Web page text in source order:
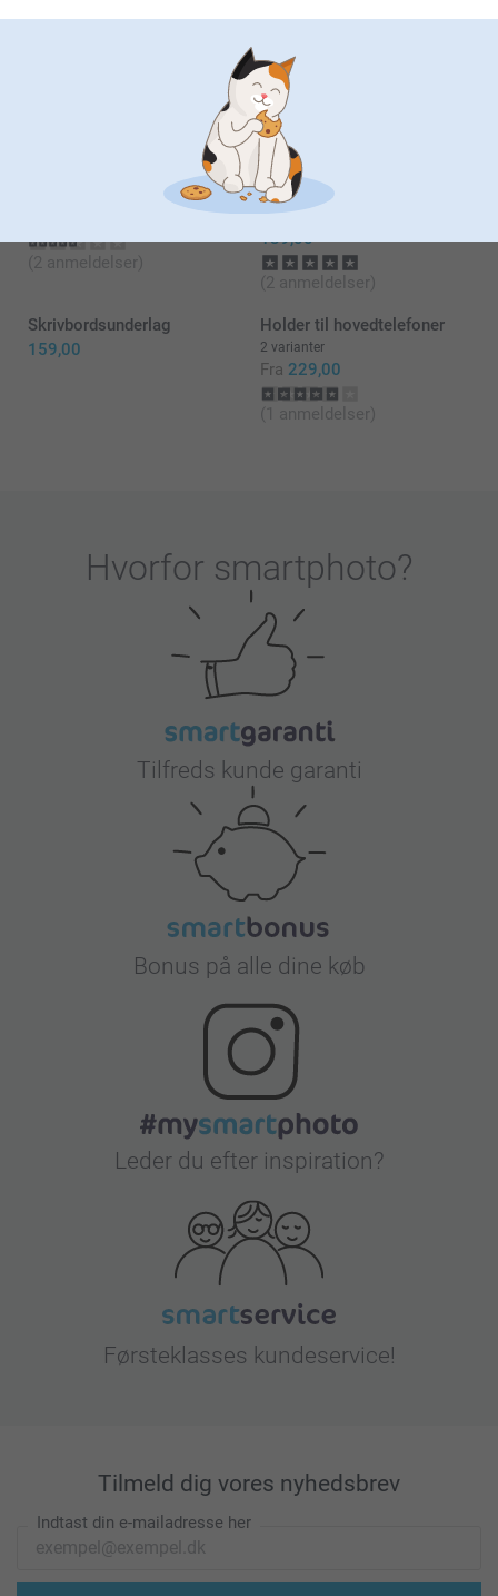
Meget slasket og billig kvalitet. Slet ikke pengene værd
Lignende produkter
(2 anmeldelser)
Penalhus
3 varianter
139,00
(2 anmeldelser)
Skrivbordsunderlag
159,00
Holder til hovedtelefoner
2 varianter
Fra 229,00
(1 anmeldelser)
Hvorfor smartphoto?
Tilfreds kunde garanti
Bonus på alle dine køb
Leder du efter inspiration?
Førsteklasses kundeservice!
Tilmeld dig vores nyhedsbrev
Indtast din e-mailadresse her